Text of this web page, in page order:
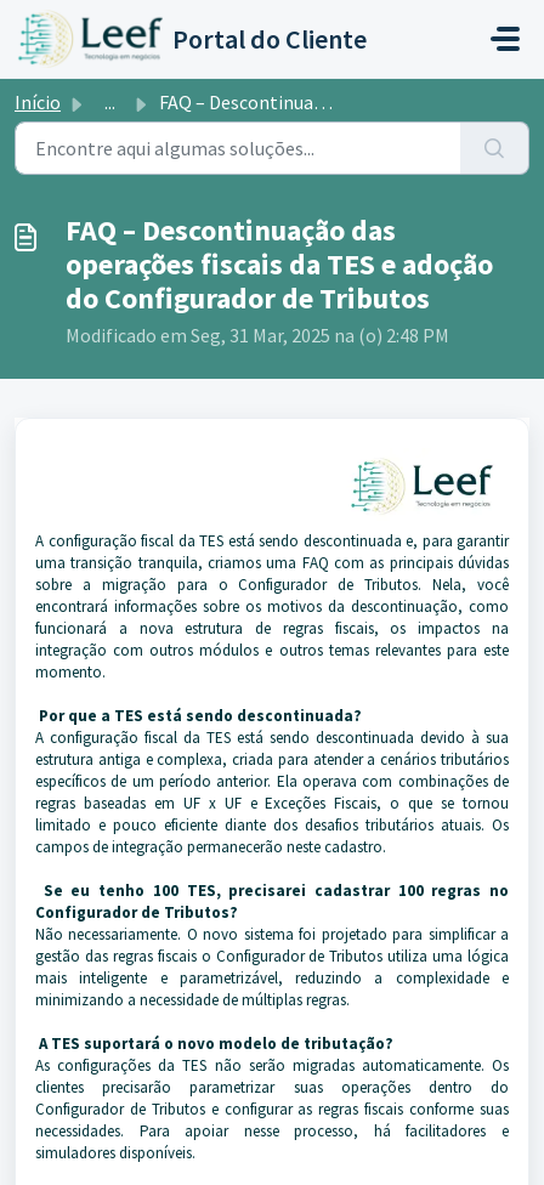
Ir para o conteúdo principal
Portal do Cliente
Início ... FAQ – Descontinuação das operações fiscais da TES e adoçã...
FAQ – Descontinuação das
operações fiscais da TES e adoção
do Configurador de Tributos
Modificado em Seg, 31 Mar, 2025 na (o) 2:48 PM
A configuração fiscal da TES está sendo descontinuada e, para garantir
uma transição tranquila, criamos uma FAQ com as principais dúvidas
sobre a migração para o Configurador de Tributos. Nela, você
encontrará informações sobre os motivos da descontinuação, como
funcionará a nova estrutura de regras fiscais, os impactos na
integração com outros módulos e outros temas relevantes para este
momento.
Por que a TES está sendo descontinuada?
A configuração fiscal da TES está sendo descontinuada devido à sua
estrutura antiga e complexa, criada para atender a cenários tributários
específicos de um período anterior. Ela operava com combinações de
regras baseadas em UF x UF e Exceções Fiscais, o que se tornou
limitado e pouco eficiente diante dos desafios tributários atuais. Os
campos de integração permanecerão neste cadastro.
Se eu tenho 100 TES, precisarei cadastrar 100 regras no
Configurador de Tributos?
Não necessariamente. O novo sistema foi projetado para simplificar a
gestão das regras fiscais o Configurador de Tributos utiliza uma lógica
mais inteligente e parametrizável, reduzindo a complexidade e
minimizando a necessidade de múltiplas regras.
A TES suportará o novo modelo de tributação?
As configurações da TES não serão migradas automaticamente. Os
clientes precisarão parametrizar suas operações dentro do
Configurador de Tributos e configurar as regras fiscais conforme suas
necessidades. Para apoiar nesse processo, há facilitadores e
simuladores disponíveis.